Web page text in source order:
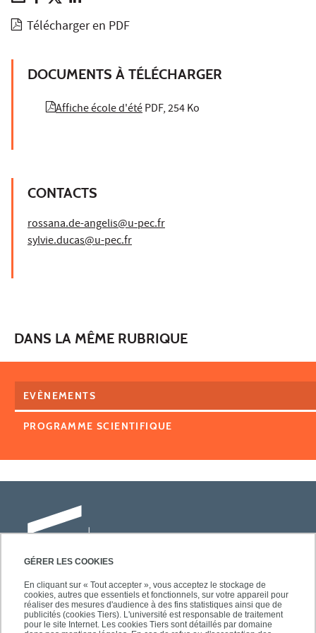
GÉRER LES COOKIES
En cliquant sur « Tout accepter », vous acceptez le stockage de
cookies, autres que essentiels et fonctionnels, sur votre appareil pour
réaliser des mesures d'audience à des fins statistiques ainsi que de
publicités (cookies Tiers). L'université est responsable de traitement
pour le site Internet. Les cookies Tiers sont détaillés par domaine
Télécharger en PDF
DOCUMENTS À TÉLÉCHARGER
Affiche école d'étéPDF, 254 Ko
CONTACTS
rossana.de-angelis@u-pec.fr
sylvie.ducas@u-pec.fr
DANS LA MÊME RUBRIQUE
EVÈNEMENTS
PROGRAMME SCIENTIFIQUE
Université Paris-Est Créteil
Faculté des lettres, langues et sciences